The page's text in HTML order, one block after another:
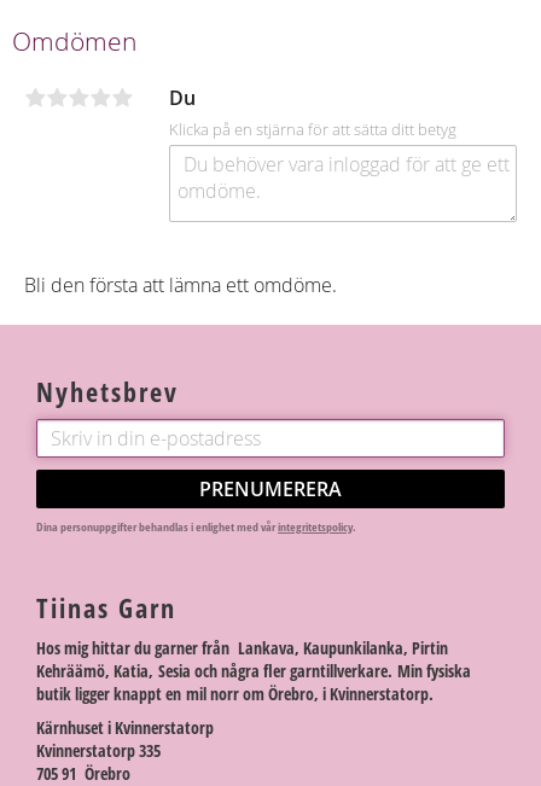
b
o
k
Omdömen
Du
Klicka på en stjärna för att sätta ditt betyg
Bli den första att lämna ett omdöme.
Nyhetsbrev
PRENUMERERA
Dina personuppgifter behandlas i enlighet med vårintegritetspolicy.
Tiinas Garn
Hos mig hittar du garner från Lankava, Kaupunkilanka, Pirtin
Kehräämö, Katia, Sesia och några fler garntillverkare. Min fysiska
butik ligger knappt en mil norr om Örebro, i Kvinnerstatorp.
Kärnhuset i Kvinnerstatorp
Kvinnerstatorp 335
705 91 Örebro